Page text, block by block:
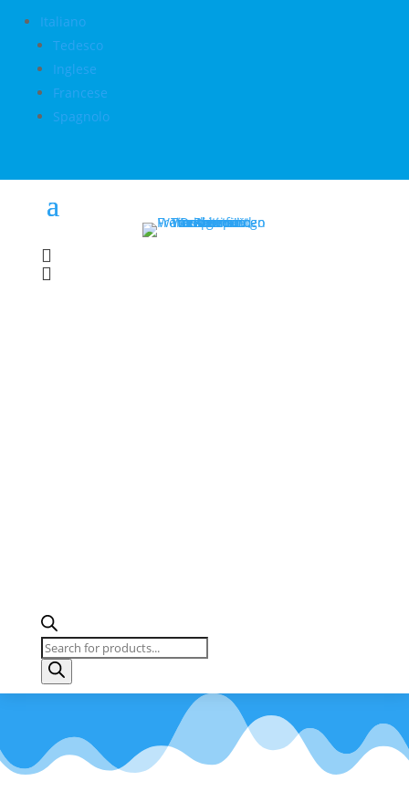
Italiano
Tedesco
Inglese
Francese
Spagnolo


Products
search